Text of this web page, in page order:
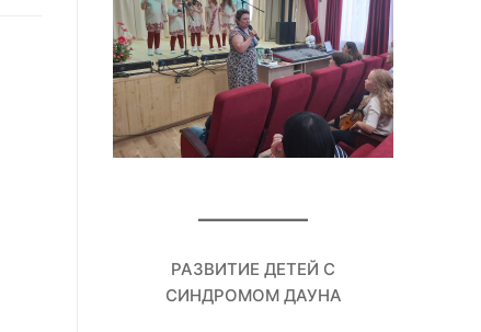
РАЗВИТИЕ ДЕТЕЙ С
СИНДРОМОМ ДАУНА